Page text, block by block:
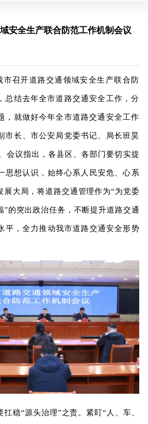
安全生产联合防范工作机制会议
市召开道路交通领域安全生产联合防
总结去年全市道路交通安全工作，分
，就做好今年全市道路交通安全工作
市长、市公安局党委书记、局长班昊
会议指出，各县区、各部门要切实提
思想认识，始终心系人民安危、心系
展大局，将道路交通管理作为“为党委
”的突出政治任务，不断提升道路交通
平，全力推动我市道路交通安全形势
扛稳“源头治理”之责。 紧盯“人、车、